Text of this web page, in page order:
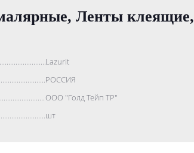
Ленты клеящие,
Lazurit
РОССИЯ
ООО "Голд Тейп ТР"
шт